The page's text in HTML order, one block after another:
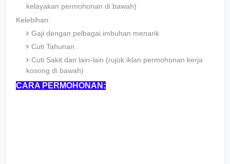
kelayakan permohonan di bawah)
Kelebihan:
Gaji dengan pelbagai imbuhan menarik
Cuti Tahunan
Cuti Sakit dan lain-lain (rujuk iklan permohonan kerja
kosong di bawah)
CARA PERMOHONAN: